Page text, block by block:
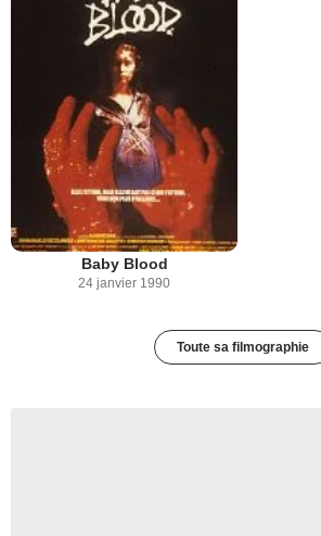
Baby Blood
24 janvier 1990
Toute sa filmographie